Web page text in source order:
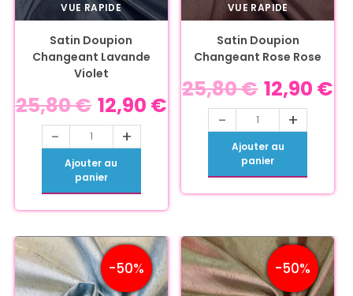
VUE RAPIDE
Satin Doupion
Changeant Lavande
Violet
25,80€ 12,90 €
- +
Ajouter au
panier
VUE RAPIDE
Satin Doupion
Changeant Rose Rose
25,80€ 12,90 €
- +
Ajouter au
panier
-50% -50%